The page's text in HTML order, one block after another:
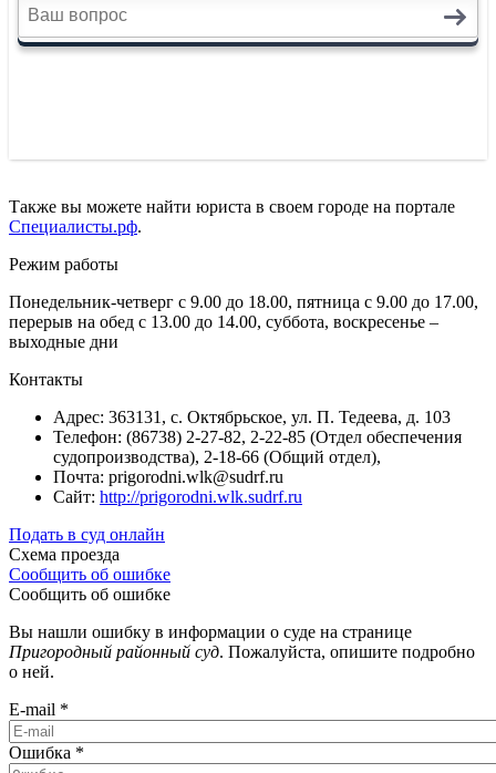
Также вы можете найти юриста в своем городе на портале
Специалисты.рф.
Режим работы
Понедельник-четверг с 9.00 до 18.00, пятница с 9.00 до 17.00,
перерыв на обед с 13.00 до 14.00, суббота, воскресенье –
выходные дни
Контакты
Адрес: 363131, с. Октябрьское, ул. П. Тедеева, д. 103
Телефон: (86738) 2-27-82, 2-22-85 (Отдел обеспечения
судопроизводства), 2-18-66 (Общий отдел),
Почта: prigorodni.wlk@sudrf.ru
Сайт: http://prigorodni.wlk.sudrf.ru
Подать в суд онлайн
Схема проезда
Сообщить об ошибке
Сообщить об ошибке
Вы нашли ошибку в информации о суде на странице
Пригородный районный суд. Пожалуйста, опишите подробно
о ней.
E-mail *
Ошибка *